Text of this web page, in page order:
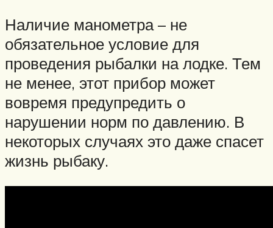
Наличие манометра – не
обязательное условие для
проведения рыбалки на лодке. Тем
не менее, этот прибор может
вовремя предупредить о
нарушении норм по давлению. В
некоторых случаях это даже спасет
жизнь рыбаку.